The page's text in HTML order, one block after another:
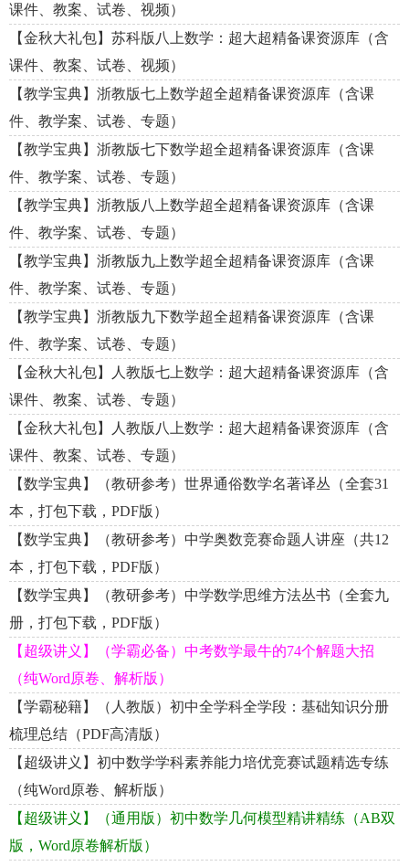
课件、教案、试卷、视频）
【金秋大礼包】苏科版八上数学：超大超精备课资源库（含
课件、教案、试卷、视频）
【教学宝典】浙教版七上数学超全超精备课资源库（含课
件、教学案、试卷、专题）
【教学宝典】浙教版七下数学超全超精备课资源库（含课
件、教学案、试卷、专题）
【教学宝典】浙教版八上数学超全超精备课资源库（含课
件、教学案、试卷、专题）
【教学宝典】浙教版九上数学超全超精备课资源库（含课
件、教学案、试卷、专题）
【教学宝典】浙教版九下数学超全超精备课资源库（含课
件、教学案、试卷、专题）
【金秋大礼包】人教版七上数学：超大超精备课资源库（含
课件、教案、试卷、专题）
【金秋大礼包】人教版八上数学：超大超精备课资源库（含
课件、教案、试卷、专题）
【数学宝典】（教研参考）世界通俗数学名著译丛（全套31
本，打包下载，PDF版）
【数学宝典】（教研参考）中学奥数竞赛命题人讲座（共12
本，打包下载，PDF版）
【数学宝典】（教研参考）中学数学思维方法丛书（全套九
册，打包下载，PDF版）
【超级讲义】（学霸必备）中考数学最牛的74个解题大招
（纯Word原卷、解析版）
【学霸秘籍】（人教版）初中全学科全学段：基础知识分册
梳理总结（PDF高清版）
【超级讲义】初中数学学科素养能力培优竞赛试题精选专练
（纯Word原卷、解析版）
【超级讲义】（通用版）初中数学几何模型精讲精练（AB双
版，Word原卷解析版）